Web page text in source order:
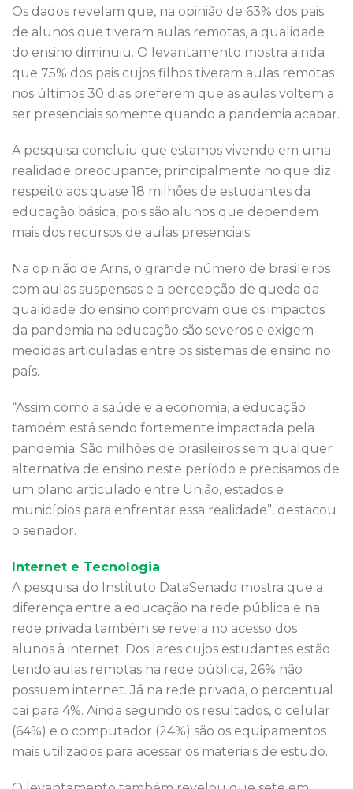
Os dados revelam que, na opinião de 63% dos pais
de alunos que tiveram aulas remotas, a qualidade
do ensino diminuiu. O levantamento mostra ainda
que 75% dos pais cujos filhos tiveram aulas remotas
nos últimos 30 dias preferem que as aulas voltem a
ser presenciais somente quando a pandemia acabar.
A pesquisa concluiu que estamos vivendo em uma
realidade preocupante, principalmente no que diz
respeito aos quase 18 milhões de estudantes da
educação básica, pois são alunos que dependem
mais dos recursos de aulas presenciais.
Na opinião de Arns, o grande número de brasileiros
com aulas suspensas e a percepção de queda da
qualidade do ensino comprovam que os impactos
da pandemia na educação são severos e exigem
medidas articuladas entre os sistemas de ensino no
país.
“Assim como a saúde e a economia, a educação
também está sendo fortemente impactada pela
pandemia. São milhões de brasileiros sem qualquer
alternativa de ensino neste período e precisamos de
um plano articulado entre União, estados e
municípios para enfrentar essa realidade”, destacou
o senador.
Internet e Tecnologia
A pesquisa do Instituto DataSenado mostra que a
diferença entre a educação na rede pública e na
rede privada também se revela no acesso dos
alunos à internet. Dos lares cujos estudantes estão
tendo aulas remotas na rede pública, 26% não
possuem internet. Já na rede privada, o percentual
cai para 4%. Ainda segundo os resultados, o celular
(64%) e o computador (24%) são os equipamentos
mais utilizados para acessar os materiais de estudo.